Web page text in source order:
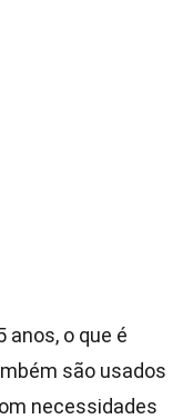
anos, o que é
são usados
necessidades